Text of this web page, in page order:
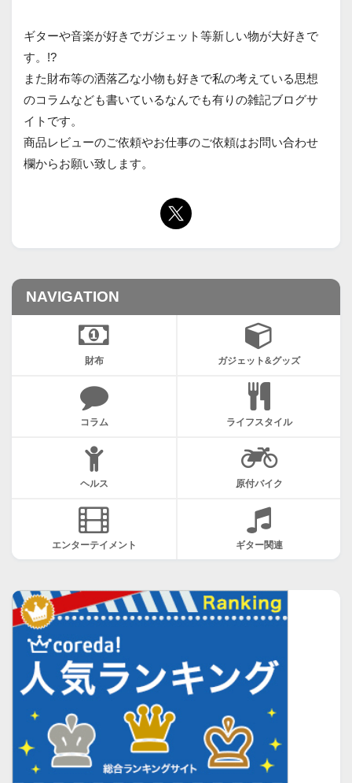
ギターや音楽が好きでガジェット等新しい物が大好きで
す。!?
また財布等の洒落乙な小物も好きで私の考えている思想
のコラムなども書いているなんでも有りの雑記ブログサ
イトです。
商品レビューのご依頼やお仕事のご依頼はお問い合わせ
欄からお願い致します。
NAVIGATION
財布 ガジェット&グッズ
コラム ライフスタイル
ヘルス 原付バイク
エンターテイメント ギター関連